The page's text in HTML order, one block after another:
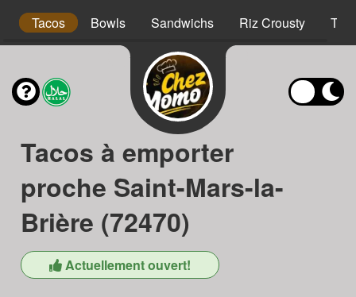
Tacos Bowls Sandwichs Riz Crousty Tex
Tacos à emporter
proche Saint-Mars-la-
Brière (72470)
Actuellement ouvert!